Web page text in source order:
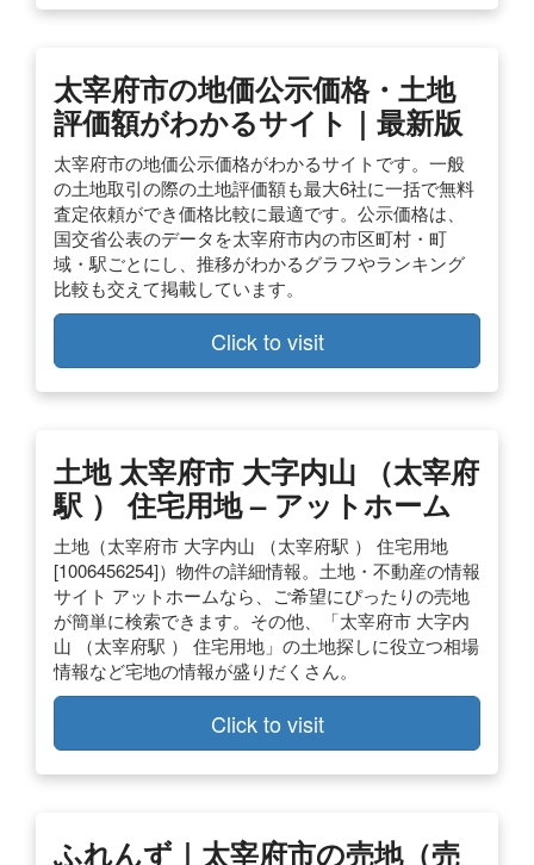
太宰府市の地価公示価格・土地
評価額がわかるサイト｜最新版
太宰府市の地価公示価格がわかるサイトです。一般
の土地取引の際の土地評価額も最大6社に一括で無料
査定依頼ができ価格比較に最適です。公示価格は、
国交省公表のデータを太宰府市内の市区町村・町
域・駅ごとにし、推移がわかるグラフやランキング
比較も交えて掲載しています。
Click to visit
土地 太宰府市 大字内山 （太宰府
駅 ） 住宅用地 – アットホーム
土地（太宰府市 大字内山 （太宰府駅 ） 住宅用地
[1006456254]）物件の詳細情報。土地・不動産の情報
サイト アットホームなら、ご希望にぴったりの売地
が簡単に検索できます。その他、「太宰府市 大字内
山 （太宰府駅 ） 住宅用地」の土地探しに役立つ相場
情報など宅地の情報が盛りだくさん。
Click to visit
ふれんず｜太宰府市の売地（売